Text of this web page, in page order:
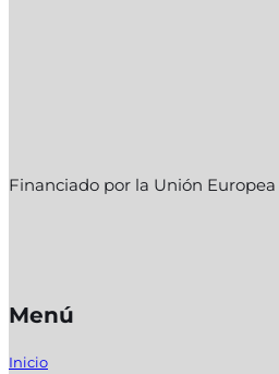
Financiado por la Unión
Menú
Inicio